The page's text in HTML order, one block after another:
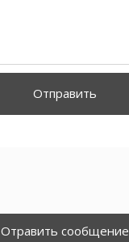
Отправить
Отравить сообщение